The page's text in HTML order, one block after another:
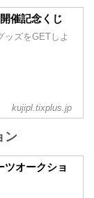
...
スニック vs. 武
3R（71...
ー！は2/17(火)販
トは、大会前日
販売！
聴しよう！
覧
アーカ...
催記念くじ
ッズをGETしよ
kujipl.tixplus.jp
ン
ツオークショ